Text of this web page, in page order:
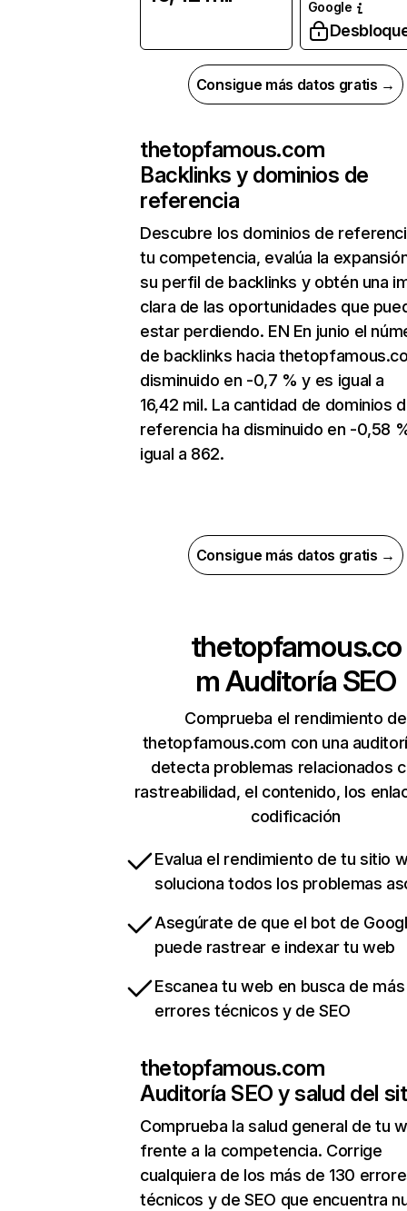
Google
Consigue más datos gratis →
thetopfamous.com
Backlinks y dominios de
referencia
Descubre los dominios de
tu competencia, evalúa la
su perfil de backlinks y obtén una
clara de las oportunidades que
estar perdiendo. EN En junio el
de backlinks hacia
disminuido en -0,7 % y es igual a
16,42 mil. La cantidad de dominios
referencia ha disminuido en -0,58
igual a 862.
Consigue más datos gratis →
thetopfamous.co
mAuditoría SEO
Comprueba el rendimiento de
thetopfamous.com con una
detecta problemas relacionados
rastreabilidad, el contenido, los
codificación
Evalua el rendimiento de tu sitio
soluciona todos los problemas
Asegúrate de que el bot de
puede rastrear e indexar tu web
Escanea tu web en busca de
errores técnicos y de SEO
thetopfamous.com
Auditoría SEO y salud del
Comprueba la salud general de tu
frente a la competencia. Corrige
cualquiera de los más de 130
técnicos y de SEO que encuentra